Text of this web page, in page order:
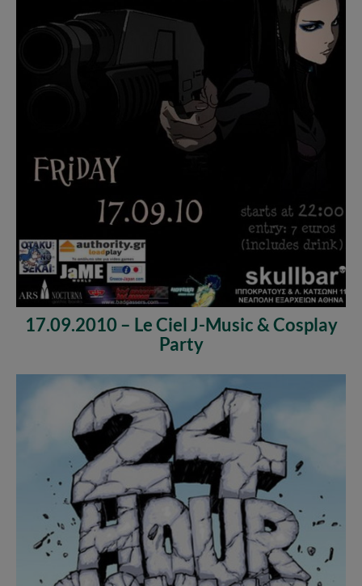
17.09.2010 – Le Ciel J-Music & Cosplay
Party